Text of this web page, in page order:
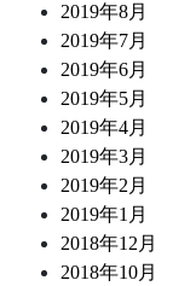
2019年8月
2019年7月
2019年6月
2019年5月
2019年4月
2019年3月
2019年2月
2019年1月
2018年12月
2018年10月